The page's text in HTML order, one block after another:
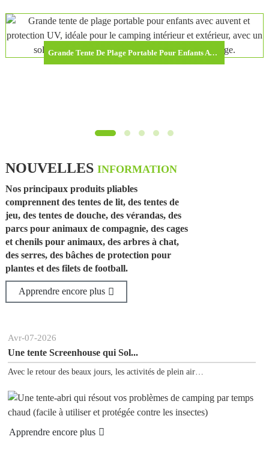
Grande Tente De Plage Portable Pour Enfants Avec Auvent Et Protection UV, Idéale Pour Le Camping Intérieur Et Extérieur, Avec Un Sol Épais Amovible Pour Dormir Ou S'abriter À La Plage.
NOUVELLES INFORMATION
Nos principaux produits pliables
comprennent des tentes de lit, des tentes de
jeu, des tentes de douche, des vérandas, des
parcs pour animaux de compagnie, des cages
et chenils pour animaux, des arbres à chat,
des serres, des bâches de protection pour
plantes et des filets de football.
Apprendre encore plus
encore plus
07-2026
tente Screenhouse qui Sol...
le retour des beaux jours, les activités de plein air…